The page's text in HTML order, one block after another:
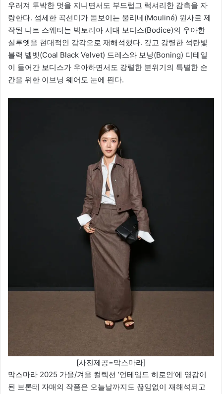
우러져 투박한 멋을 지니면서도 부드럽고 럭셔리한 감촉을 자
랑한다. 섬세한 곡선미가 돋보이는 물리네(Mouliné) 원사로 제
작된 니트 스웨터는 빅토리아 시대 보디스(Bodice)의 우아한
실루엣을 현대적인 감각으로 재해석했다. 깊고 강렬한 석탄빛
블랙 벨벳(Coal Black Velvet) 드레스와 보닝(Boning) 디테일
이 들어간 보디스가 우아하면서도 강렬한 분위기의 특별한 순
간을 위한 이브닝 웨어도 눈에 띈다.
[사진제공=막스마라]
막스마라 2025 가을/겨울 컬렉션 ‘언테임드 히로인’에 영감이
된 브론테 자매의 작품은 오늘날까지도 끊임없이 재해석되고